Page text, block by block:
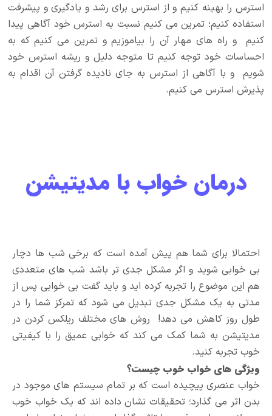
استرس را بهینه کنیم و از استرس برای رشد و یادگیری و پیشرفت
استفاده کنیم؛ تمرین می کنیم نسبت به استرس خود آگاهی پیدا
کنیم و راه های مهار آن را بیاموزیم و تمرین می کنیم که به
احساسات خود توجه کنیم تا متوجه دلیل و ریشه استرس خود
شویم و با آگاهی از استرس به جای نادیده گرفتن آن اقدام به
پذیرش استرس می کنیم.
درمان خواب با مدیتیشن
احتمالا برای شما هم پیش آمده است که برخی شب ها دچار
بی خوابی شوید و اگر مشکل جدی تر باشد شب های متعددی
هم این موضوع را تجربه کرده اید و باید گفت بی خوابی پس از
مدتی به یک مشکل جدی تبدیل می شود که تمرکز شما را در
طول روز کاهش می دهد! روش های مختلف ریلکس کردن در
مدیتیشن به شما کمک می کند که خوابی عمیق را با کیفیتی
خوب تجربه کنید.
ویژگی های خواب خوب چیست؟
خواب عنصری پیچیده است که بر تمام سیستم های موجود در
بدن اثر می گذارد؛ تحقیقات نشان داده اند که یک خواب خوب